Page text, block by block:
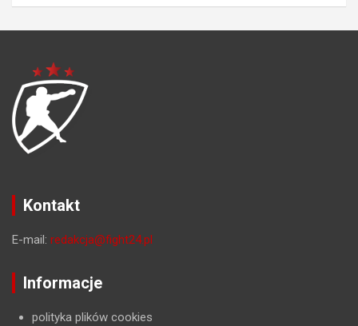
Kontakt
E-mail: redakcja@fight24.pl
Informacje
polityka plików cookies